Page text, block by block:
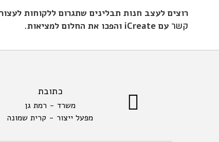
רוצים לעצב חנות תבלינים שתגרום ללקוחות
קשר עם iCreate והפכו את החלום למציאות.
כתובת
משרד - רמת גן
מפעל ייצור - קרית שמונה